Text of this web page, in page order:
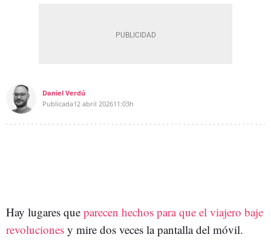
Daniel Verdú
Publicada12 abril 202611:03h
Hay lugares que parecen hechos para que el viajero baje
revoluciones y mire dos veces la pantalla del móvil.